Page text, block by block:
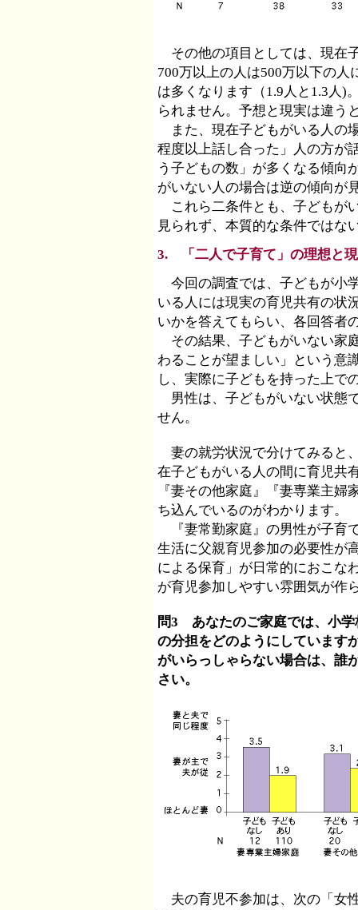
その他の項目としては、現在
700万以上の人は500万以下の
は多くなります（1.9人と1.3人)
られません。予想と現実は違う
また、現在子どもがいる人の
程度以上話し合った」人の方が
う子どもの数」が多くなる傾向
がいない人の場合は逆の傾向が
これら二条件とも、子どもが
見られず、本質的な条件ではな
3. 「二人で子育て」の理想と
今回の調査では、子どもが小
いる人には現実の育児共有の状
いかを答えてもらい、各回答者
その結果、子どもがいない家
わることが望ましい」という意
し、実際に子どもを持った上で
男性は、子どもがいない状態
せん。
妻の就労状況で分けてみると
在子どもがいる人の間に育児共
『妻その他家庭』『妻専業主
ち込んでいるのがわかります。
『妻常勤家庭』の男性が子育
生活に父親育児参加の必要性が
による保育」が日常的におこな
が育児参加しやすい雰囲気が作
問3 あなたのご家庭では、小学
の分担をどのようにしています
がいらっしゃらない場合は、誰
さい。
夫の育児不参加は、次の「女